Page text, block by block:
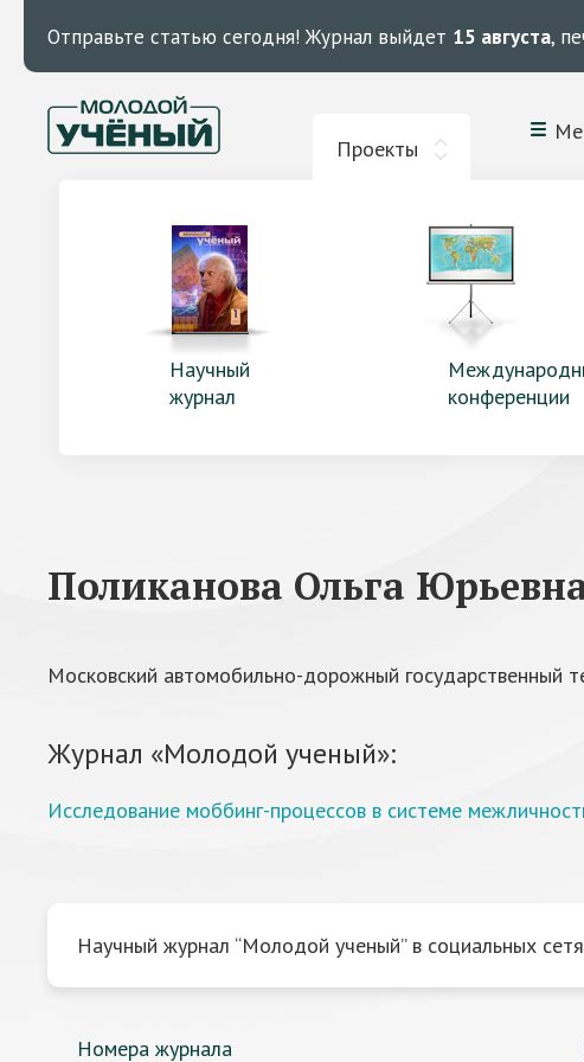
Отправьте статью сегодня! Журнал выйдет 15 августа,
Проекты
Научный
журнал
конференции
Поликанова Ольга
Московский автомобильно-дорожный государственный
Журнал «Молодой ученый»:
Исследование моббинг-процессов в системе
Научный журнал “Молодой ученый” в социальных
Номера журнала